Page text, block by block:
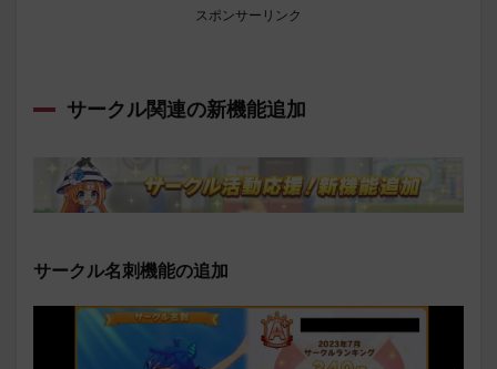
スポンサーリンク
サークル関連の新機能追加
サークル名刺機能の追加